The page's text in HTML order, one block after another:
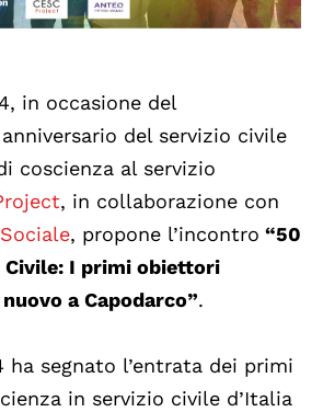
in occasione del
del servizio civile
coscienza al servizio
, in collaborazione con
, propone l’incontro “50
Civile: I primi obiettori
a Capodarco”.
ha segnato l’entrata dei primi
in servizio civile d’Italia